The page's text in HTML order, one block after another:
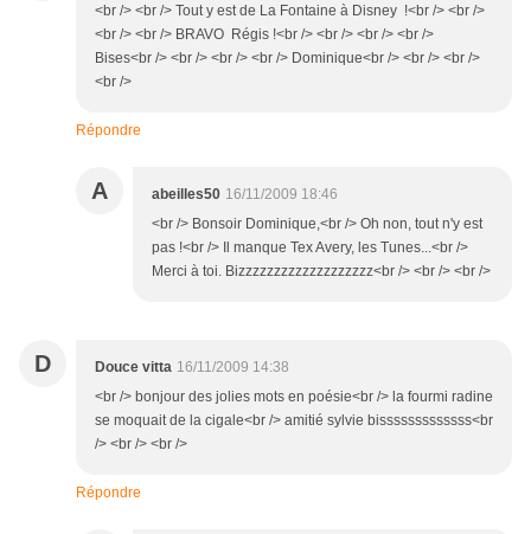
<br /> <br /> Tout y est de La Fontaine à Disney !<br /> <br />
<br /> <br /> BRAVO Régis !<br /> <br /> <br /> <br />
Bises<br /> <br /> <br /> <br /> Dominique<br /> <br /> <br />
<br />
Répondre
A abeilles50 16/11/2009 18:46
<br /> Bonsoir Dominique,<br /> Oh non, tout n'y est
pas !<br /> Il manque Tex Avery, les Tunes...<br />
Merci à toi. Bizzzzzzzzzzzzzzzzzzz<br /> <br /> <br />
D Douce vitta 16/11/2009 14:38
<br /> bonjour des jolies mots en poésie<br /> la fourmi radine
se moquait de la cigale<br /> amitié sylvie bisssssssssssss<br
/> <br /> <br />
Répondre